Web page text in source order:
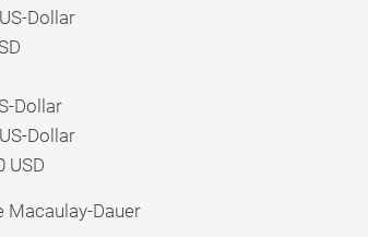
Dollar
Dollar
Dollar
USD
Macaulay-Dauer